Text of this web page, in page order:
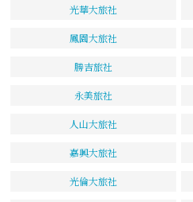
光華大旅社
鳳園大旅社
勝吉旅社
永美旅社
人山大旅社
嘉興大旅社
光倫大旅社